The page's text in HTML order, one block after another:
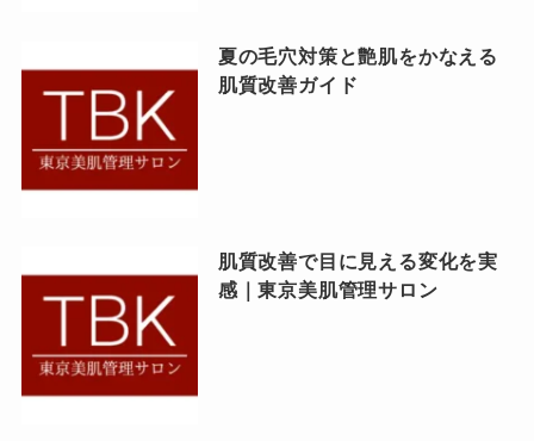
夏の毛穴対策と艶肌をかなえる
肌質改善ガイド
肌質改善で目に見える変化を実
感｜東京美肌管理サロン